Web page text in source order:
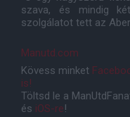
szava, és mindig
szolgálatot tett az
Manutd.com
Kövess minket
is!
Töltsd le a
és iOS-re!